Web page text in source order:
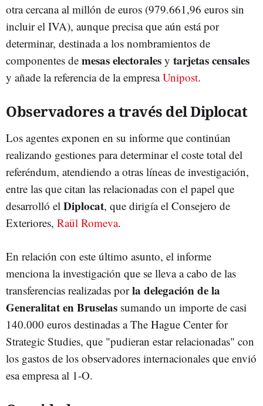
otra cercana al millón de euros (979.661,96 euros sin
incluir el IVA), aunque precisa que aún está por
determinar, destinada a los nombramientos de
componentes de mesas electorales y tarjetas censales
y añade la referencia de la empresaUnipost.
Observadores a través del Diplocat
Los agentes exponen en su informe que continúan
realizando gestiones para determinar el coste total del
referéndum, atendiendo a otras líneas de investigación,
entre las que citan las relacionadas con el papel que
desarrolló el Diplocat, que dirigía el Consejero de
Exteriores, Raül Romeva.
En relación con este último asunto, el informe
menciona la investigación que se lleva a cabo de las
transferencias realizadas porla delegación de la
Generalitat en Bruselas sumando un importe de casi
140.000 euros destinadas a The Hague Center for
Strategic Studies, que "pudieran estar relacionadas" con
los gastos de los observadores internacionales que envió
esa empresa al 1-O.